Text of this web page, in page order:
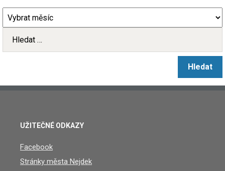
UŽITEČNÉ ODKAZY
Facebook
Stránky města Nejdek